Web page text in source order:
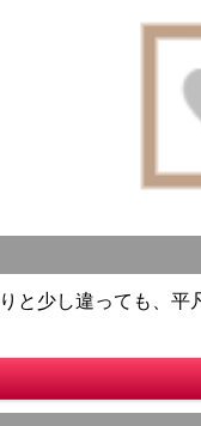
と少し違っても、平